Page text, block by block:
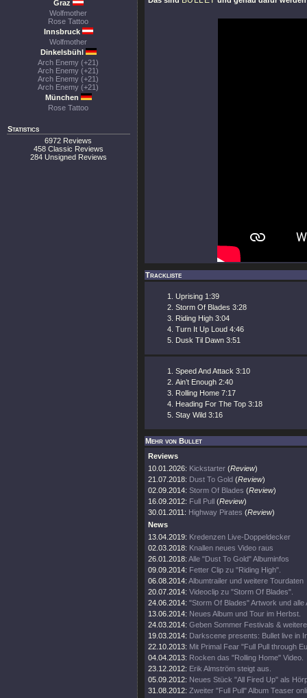
Graz
Wolfmother
Rose Tattoo
Innsbruck
Wolfmother
Dinkelsbühl
Arch Enemy (+21)
Arch Enemy (+21)
Arch Enemy (+21)
Arch Enemy (+21)
München
Rose Tattoo
Statistics
6972 Reviews
458 Classic Reviews
284 Unsigned Reviews
Trackliste
Uprising 1:39
Storm Of Blades 3:28
Riding High 3:04
Turn It Up Loud 4:46
Dusk Til Dawn 3:51
Speed And Attack 3:10
Ain’t Enough 2:40
Rolling Home 7:17
Heading For The Top 3:18
Stay Wild 3:16
Mehr von Bullet
Reviews
10.01.2026: Kickstarter (Review)
21.07.2018: Dust To Gold (Review)
02.09.2014: Storm Of Blades (Review)
16.09.2012: Full Pull (Review)
30.01.2011: Highway Pirates (Review)
News
13.04.2019: Kredenzen Live-Doppeldecker
02.03.2018: Knallen neues Video raus
26.01.2018: Alle "Dust To Gold" Albuminfos
09.09.2014: Fetter Clip zu "Riding High".
06.08.2014: Albumtrailer und weitere Tourdaten
20.07.2014: Videoclip zu "Storm Of Blades".
24.06.2014: "Storm Of Blades" Artwork und alle
13.06.2014: Neues Album und Tour im Herbst.
24.03.2014: Geben Sommer Festivals &
19.03.2014: Darkscene presents: Bullet live in
22.10.2013: Mit Primal Fear "Full Pull through
04.04.2013: Rocken das "Rolling Home" Video.
23.12.2012: Erik Almström steigt aus.
05.09.2012: Neues Stück "All Fired Up" als
31.08.2012: Zweiter "Full Pull" Album Teaser